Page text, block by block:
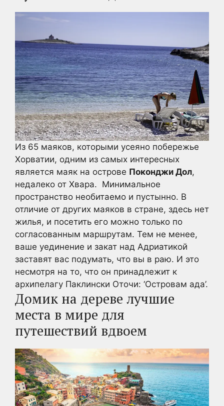
Из 65 маяков, которыми усеяно побережье
Хорватии, одним из самых интересных
является маяк на острове Поконджи Дол,
недалеко от Хвара. Минимальное
пространство необитаемо и пустынно. В
отличие от других маяков в стране, здесь нет
жилья, и посетить его можно только по
согласованным маршрутам. Тем не менее,
ваше уединение и закат над Адриатикой
заставят вас подумать, что вы в раю. И это
несмотря на то, что он принадлежит к
архипелагу Паклински Оточи: ‘Островам ада’.
Домик на дереве лучшие
места в мире для
путешествий вдвоем